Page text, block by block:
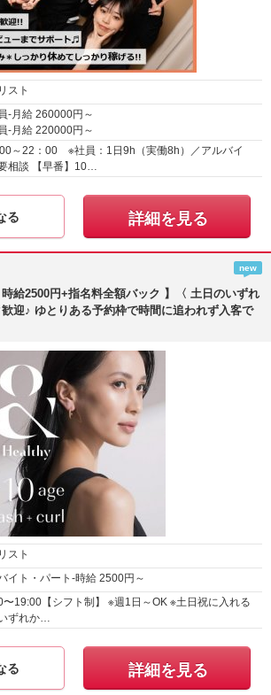
スト
-月給 260000円～
-月給 220000円～
イト・パート-時給 1600円～
～22：00 ※社員：1日9h（実働8h）／アルバイ
相談 【早番】10…
る 詳細を見る
new
給2500円+指名料全額バック 】〈 土日のいずれ
迎♪ ゆとりある予約枠で時間に追われず入客で
スト
イト・パート-時給 2500円～
【シフト制】 ※週1日～OK ※土日祝に入れる
ずれか…
る 詳細を見る